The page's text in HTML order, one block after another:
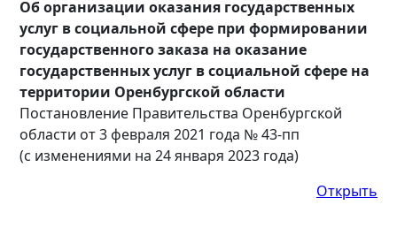
Об организации оказания государственных
услуг в социальной сфере при формировании
государственного заказа на оказание
государственных услуг в социальной сфере на
территории Оренбургской области
Постановление Правительства Оренбургской
области от 3 февраля 2021 года № 43-пп
(с изменениями на 24 января 2023 года)
Открыть